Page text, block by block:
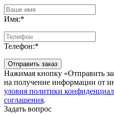
Имя:*
Телефон:*
Отправить заказ
Нажимая кнопку «Отправить
на получение информации от
уловия политики
соглашения.
Задать вопрос